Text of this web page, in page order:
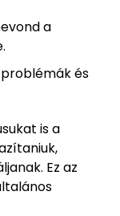
a
és
is a
Ez az